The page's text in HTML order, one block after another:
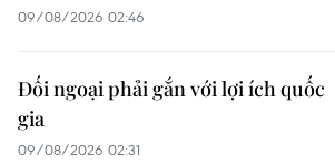
09/08/2026 02:46
Đối ngoại phải gắn với lợi ích quốc
gia
09/08/2026 02:31